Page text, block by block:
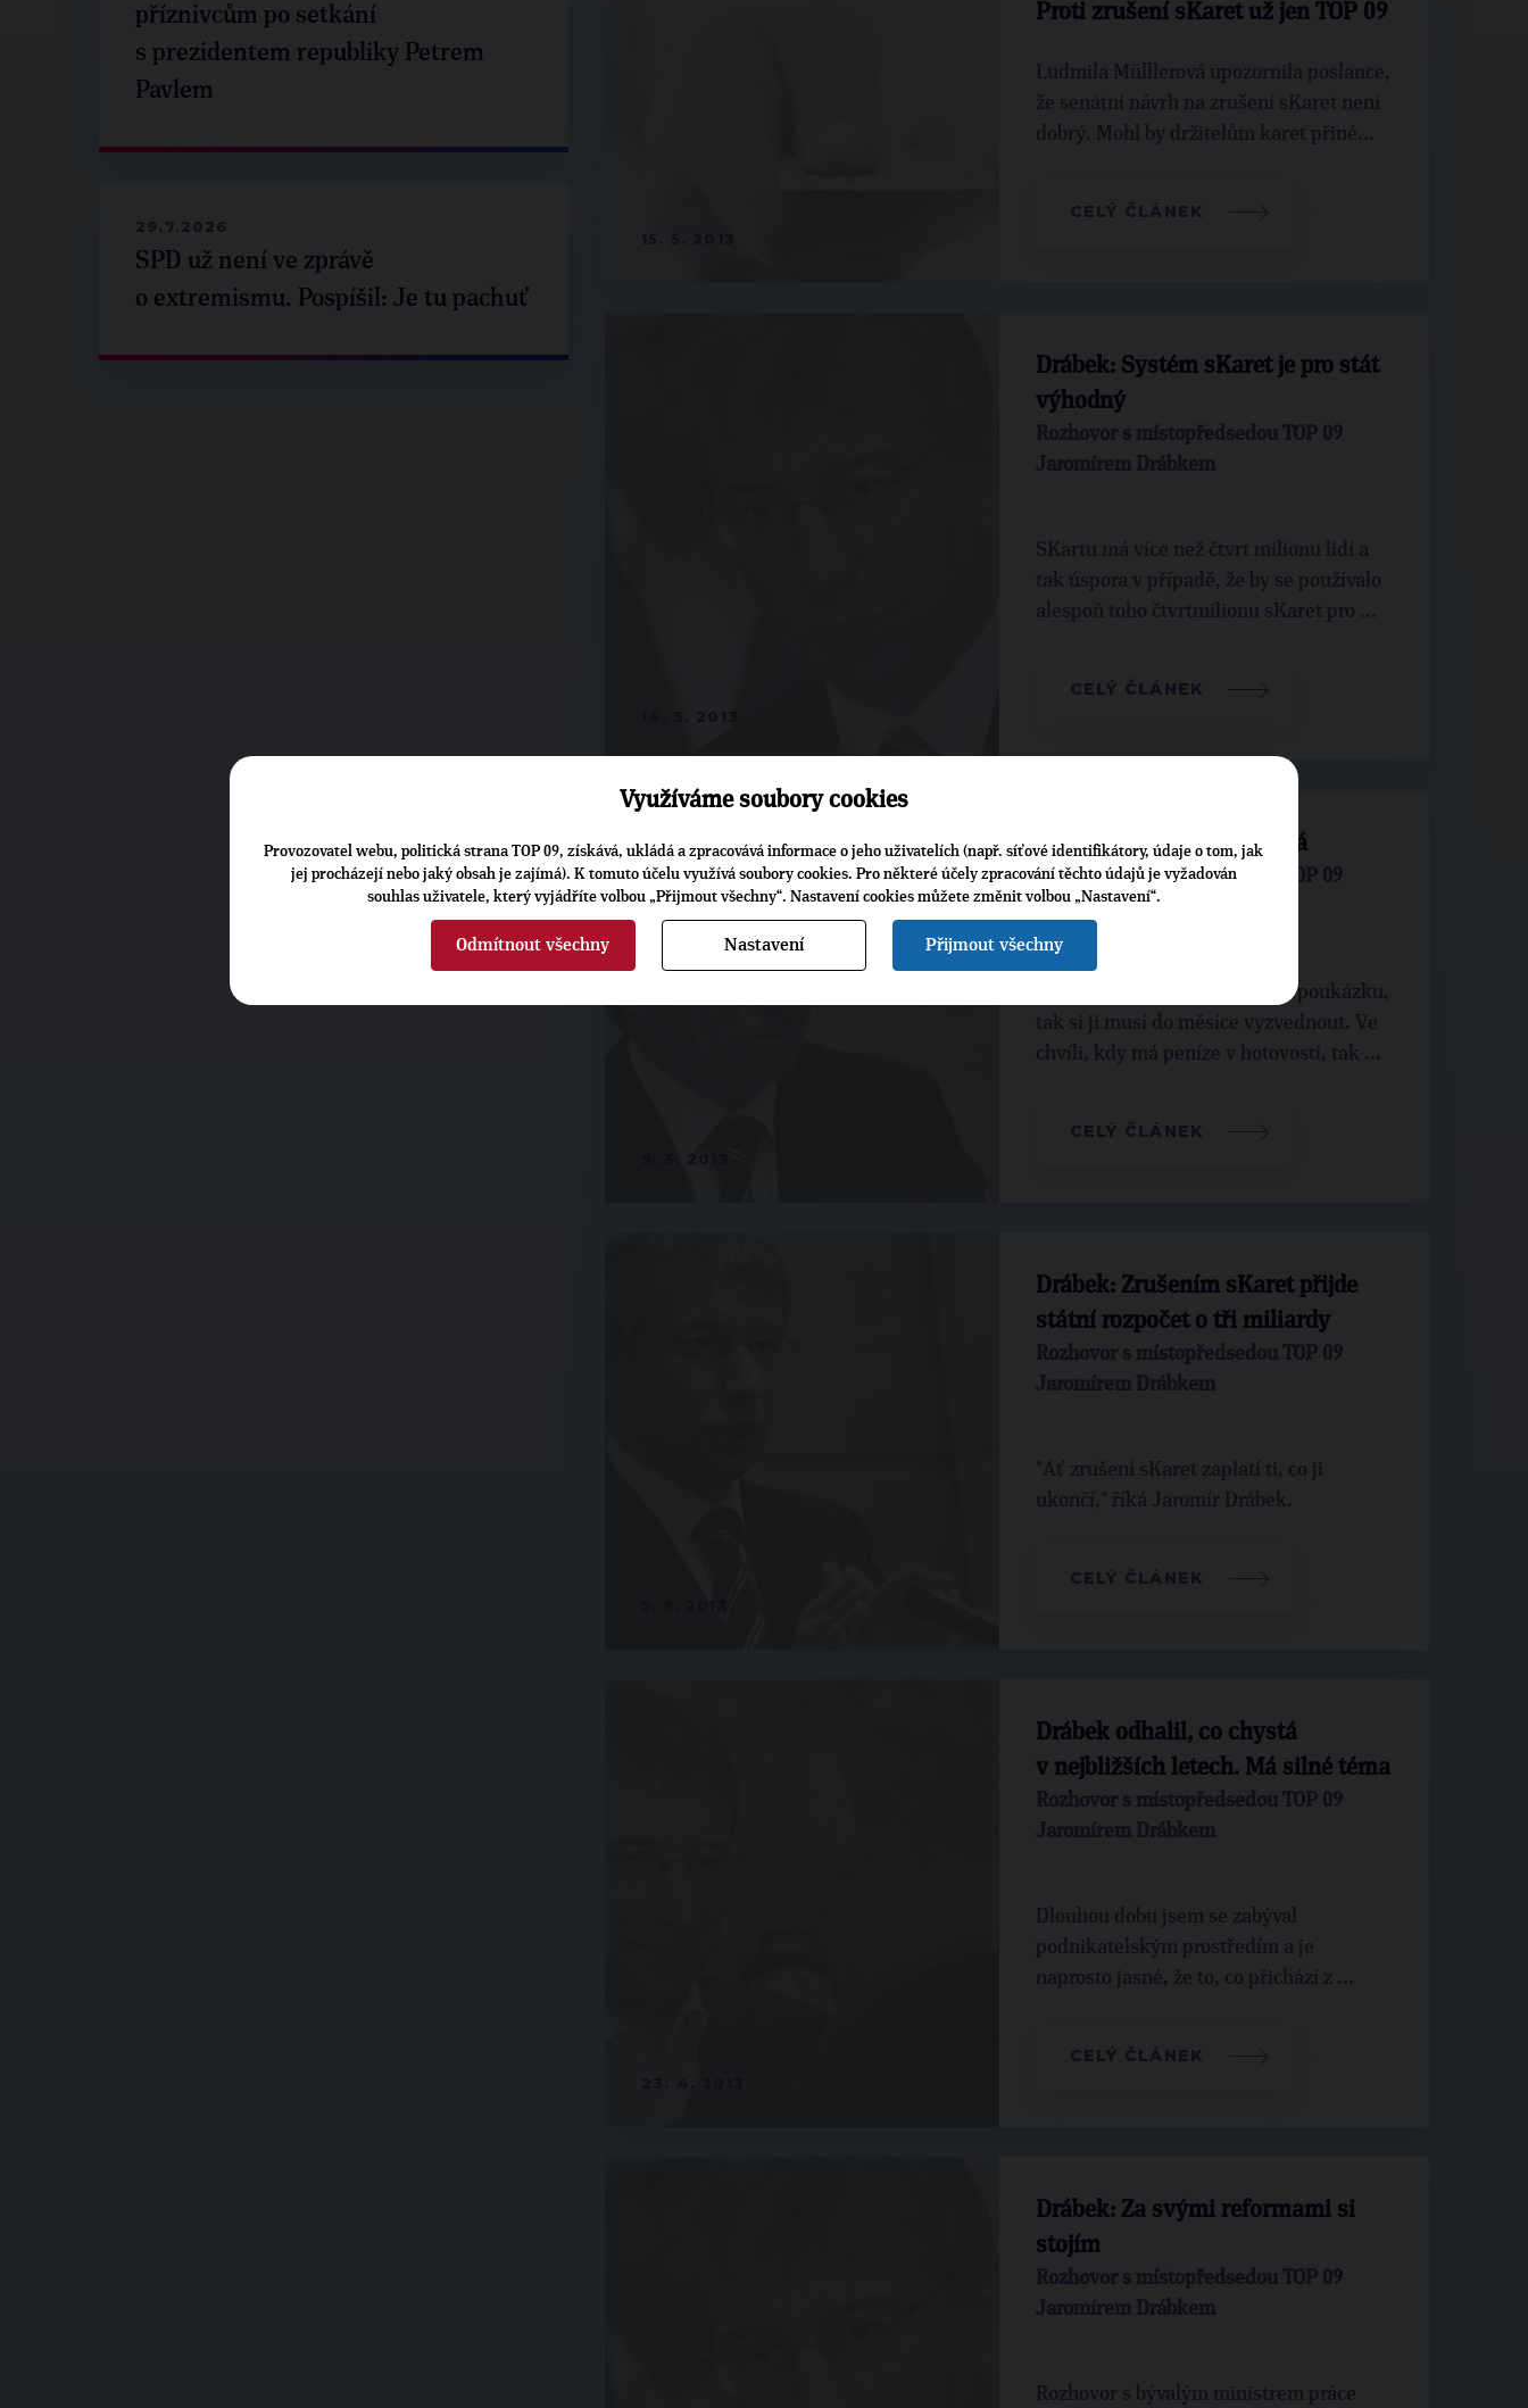
příznivcům po setkání
s prezidentem republiky Petrem
Pavlem
29.7.2026
SPD už není ve zprávě
o extremismu. Pospíšil: Je tu pachuť
Proti zrušení sKaret už jen TOP 09
Ludmila Mülllerová upozornila poslance,
že senátní návrh na zrušení sKaret není
dobrý. Mohl by držitelům karet přiné...
CELÝ ČLÁNEK
Drábek: Systém sKaret je pro stát
výhodný
Rozhovor s místopředsedou TOP 09
Jaromírem Drábkem
SKartu má více než čtvrt milionu lidí a
tak úspora v případě, že by se používalo
alespoň toho čtvrtmilionu sKaret pro ...
CELÝ ČLÁNEK
Drábek: sKarta je užitečná
Rozhovor s místopředsedou TOP 09
Jaromírem Drábkem
Když někdo dostane poštovní poukázku,
tak si ji musí do měsíce vyzvednout. Ve
chvíli, kdy má peníze v hotovosti, tak ...
CELÝ ČLÁNEK
Drábek: Zrušením sKaret přijde
státní rozpočet o tři miliardy
Rozhovor s místopředsedou TOP 09
Jaromírem Drábkem
"Ať zrušení sKaret zaplatí ti, co ji
ukončí," říká Jaromír Drábek.
CELÝ ČLÁNEK
Drábek odhalil, co chystá
v nejbližších letech. Má silné téma
Rozhovor s místopředsedou TOP 09
Jaromírem Drábkem
Dlouhou dobu jsem se zabýval
podnikatelským prostředím a je
naprosto jasné, že to, co přichází z ...
CELÝ ČLÁNEK
Drábek: Za svými reformami si
stojím
Rozhovor s místopředsedou TOP 09
Jaromírem Drábkem
Rozhovor s bývalým ministrem práce
Využíváme soubory cookies
Provozovatel webu, politická strana TOP 09, získává, ukládá a zpracovává informace o jeho uživatelích (např. síťové identifikátory, údaje o tom, jak
jej procházejí nebo jaký obsah je zajímá). K tomuto účelu využívá soubory cookies. Pro některé účely zpracování těchto údajů je vyžadován
souhlas uživatele, který vyjádříte volbou „Přijmout všechny“. Nastavení cookies můžete změnit volbou „Nastavení“.
Odmítnout všechny Nastavení Přijmout všechny